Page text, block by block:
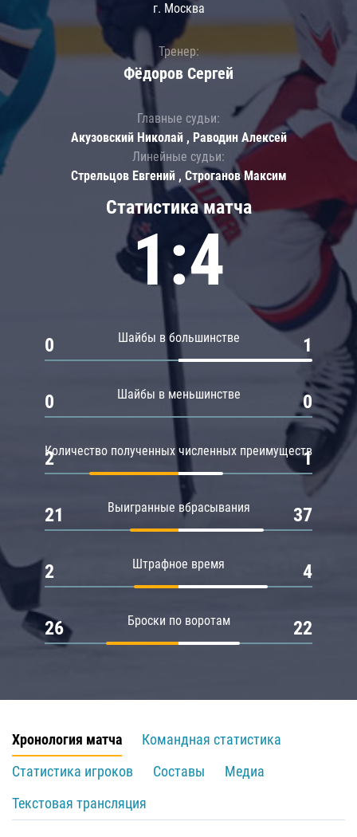
Статистика матча
1:4
Шайбы в большинстве
0 1
Шайбы в меньшинстве
0 0
Количество полученных численных преимуществ
2 1
Выигранные вбрасывания
21 37
Штрафное время
2 4
Броски по воротам
26 22
г. Москва
Тренер:
Фёдоров Сергей
Главные судьи:
Акузовский Николай , Раводин Алексей
Линейные судьи:
Стрельцов Евгений , Строганов Максим
Хронология матча
Командная статистика
Статистика игроков
Составы
Медиа
Текстовая трансляция